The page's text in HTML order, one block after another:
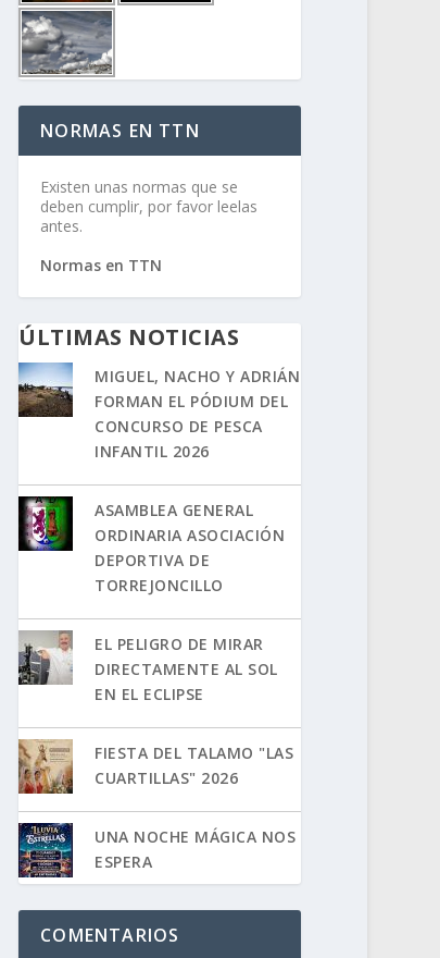
NORMAS EN TTN
Existen unas normas que se
deben cumplir, por favor leelas
antes.
Normas en TTN
ÚLTIMAS NOTICIAS
MIGUEL, NACHO Y ADRIÁN
FORMAN EL PÓDIUM DEL
CONCURSO DE PESCA
INFANTIL 2026
ASAMBLEA GENERAL
ORDINARIA ASOCIACIÓN
DEPORTIVA DE
TORREJONCILLO
EL PELIGRO DE MIRAR
DIRECTAMENTE AL SOL
EN EL ECLIPSE
FIESTA DEL TALAMO "LAS
CUARTILLAS" 2026
UNA NOCHE MÁGICA NOS
ESPERA
COMENTARIOS